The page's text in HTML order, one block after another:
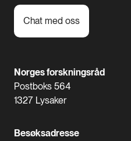
Chat med oss
Norges forskningsråd
Postboks 564
1327 Lysaker
Besøksadresse